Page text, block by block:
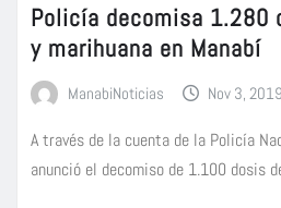
Policía decomisa 1.280
y marihuana en Manabí
ManabiNoticias Nov 3, 2019
A través de la cuenta de la Policía
anunció el decomiso de 1.100 dosis